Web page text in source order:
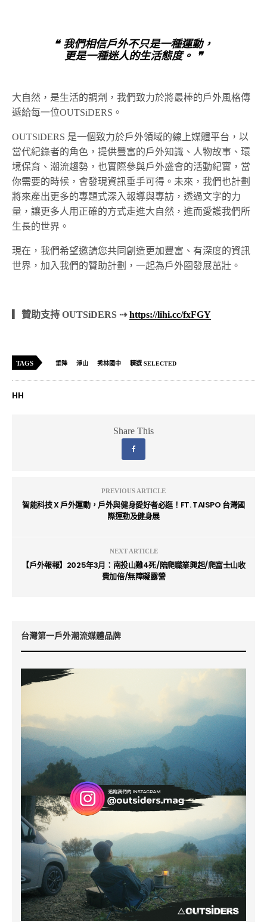
❝ 我們相信戶外不只是一種運動，
更是一種迷人的生活態度。 ❞
大自然，是生活的調劑，我們致力於將最棒的戶外風格傳
遞給每一位OUTSiDERS。
OUTSiDERS 是一個致力於戶外領域的線上媒體平台，以
當代紀錄者的角色，提供豐富的戶外知識、人物故事、環
境保育、潮流趨勢，也實際參與戶外盛會的活動紀實，當
你需要的時候，會發現資訊垂手可得。未來，我們也計劃
將來產出更多的專題式深入報導與專訪，透過文字的力
量，讓更多人用正確的方式走進大自然，進而愛護我們所
生長的世界。
現在，我們希望邀請您共同創造更加豐富、有深度的資訊
世界，加入我們的贊助計劃，一起為戶外圈發展茁壯。
▎贊助支持 OUTSiDERS ⇢https://lihi.cc/fxFGY
TAGS 垂降 淨山 秀林國中 精選 SELECTED
HH
Share This
PREVIOUS ARTICLE
智能科技 X 戶外運動，戶外與健身愛好者必逛！FT. TAISPO 台灣國
際運動及健身展
NEXT ARTICLE
【戶外報報】2025年3月：南投山難4死/陪爬職業興起/爬富士山收
費加倍/無障礙露營
台灣第一戶外潮流媒體品牌